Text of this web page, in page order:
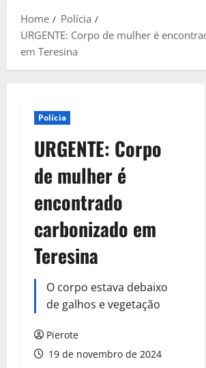
Home
Polícia
URGENTE: Corpo de mulher é
em Teresina
Polícia
URGENTE: Corpo
de mulher é
encontrado
carbonizado em
Teresina
O corpo estava debaixo
de galhos e vegetação
Pierote
19 de novembro de 2024